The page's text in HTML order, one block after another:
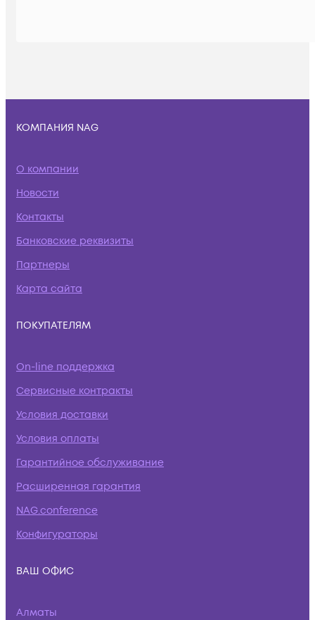
КОМПАНИЯ NAG
О компании
Новости
Контакты
Банковские реквизиты
Партнеры
Карта сайта
ПОКУПАТЕЛЯМ
On-line поддержка
Сервисные контракты
Условия доставки
Условия оплаты
Гарантийное обслуживание
Расширенная гарантия
NAG.conference
Конфигураторы
ВАШ ОФИС
Алматы